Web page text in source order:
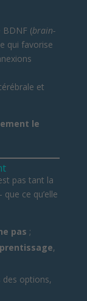
BDNF (brain-
qui favorise
et
le
pas tant la
ce qu’elle
pas ;
,
options,